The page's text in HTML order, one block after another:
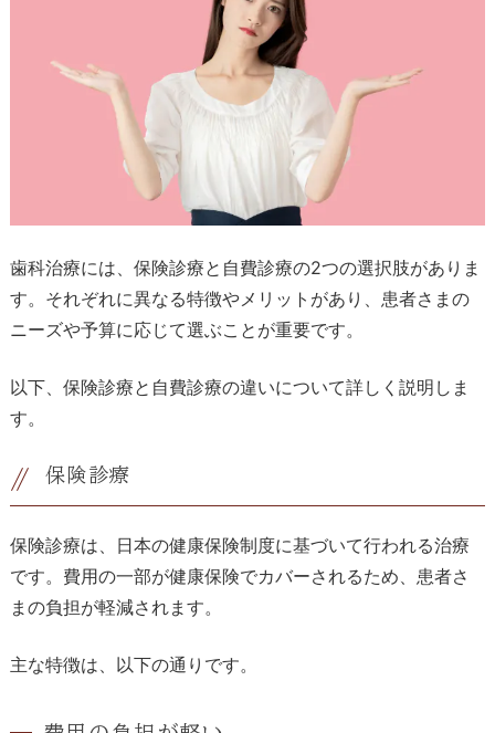
歯科治療には、保険診療と自費診療の2つの選択肢がありま
す。それぞれに異なる特徴やメリットがあり、患者さまの
ニーズや予算に応じて選ぶことが重要です。
以下、保険診療と自費診療の違いについて詳しく説明しま
す。
保険診療
保険診療は、日本の健康保険制度に基づいて行われる治療
です。費用の一部が健康保険でカバーされるため、患者さ
まの負担が軽減されます。
主な特徴は、以下の通りです。